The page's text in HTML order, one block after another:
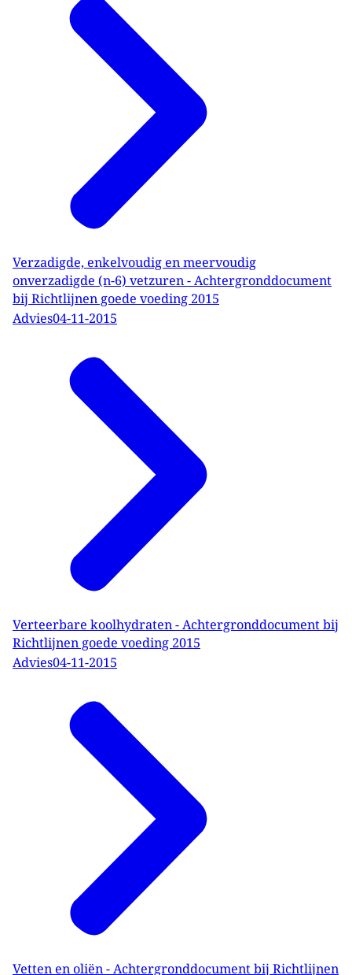
Verzadigde, enkelvoudig en meervoudig
onverzadigde (n-6) vetzuren - Achtergronddocument
bij Richtlijnen goede voeding 2015
Advies04-11-2015
Verteerbare koolhydraten - Achtergronddocument bij
Richtlijnen goede voeding 2015
Advies04-11-2015
Vetten en oliën - Achtergronddocument bij Richtlijnen